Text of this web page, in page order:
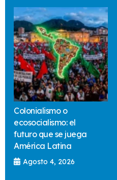
Colonialismo o
ecosocialismo: el
futuro que se juega
América Latina
Agosto 4, 2026